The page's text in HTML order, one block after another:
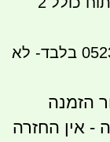
לשאלות נוספות או תיאום 0523214741 בלבד- לא
הזמנה
- אין החזרה